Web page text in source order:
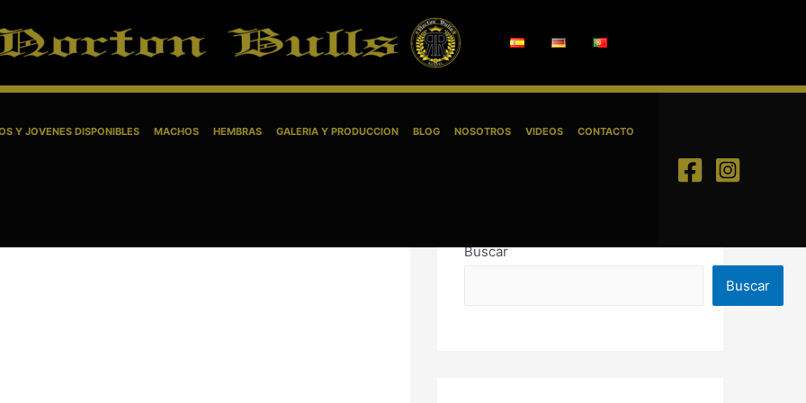
Y JOVENES DISPONIBLES MACHOS HEMBRAS GALERIA Y PRODUCCION BLOG NOSOTROS VIDEOS CONTACTO
Buscar
Buscar